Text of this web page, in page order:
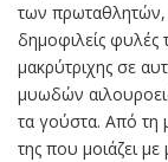
των πρωταθλητών,
δημοφιλείς φυλές
μακρύτριχης σε
μυωδών
τα γούστα. Από τη
της που μοιάζει